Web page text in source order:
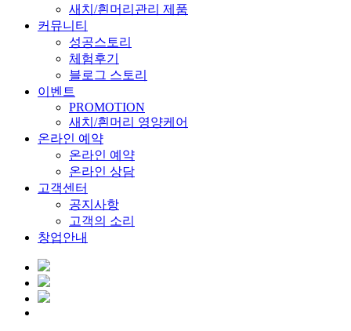
새치/흰머리관리 제품
커뮤니티
성공스토리
체험후기
블로그 스토리
이벤트
PROMOTION
새치/흰머리 영양케어
온라인 예약
온라인 예약
온라인 상담
고객센터
공지사항
고객의 소리
창업안내